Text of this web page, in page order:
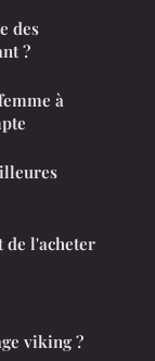
des
?
à
de l'acheter
viking ?